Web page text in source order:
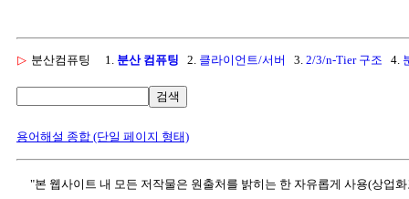
▷ 분산컴퓨팅 1. 분산 컴퓨팅 2. 클라이언트/서버 3. 2/3/n-Tier 구조 4.
검색
용어해설 종합 (단일 페이지 형태)
"본 웹사이트 내 모든 저작물은 원출처를 밝히는 한 자유롭게 사용(상업